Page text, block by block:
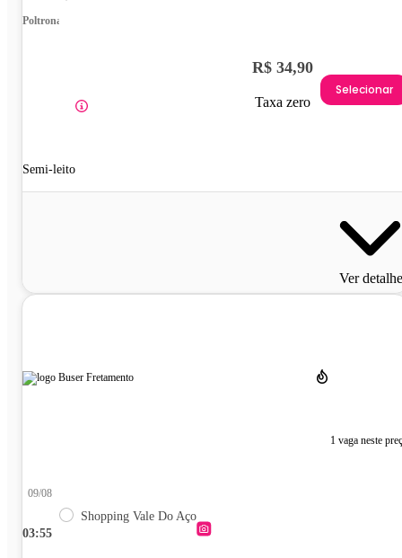
Poltrona
Semi-leito
R$ 34,90
Taxa zero
Selecionar
Ver
1 vaga neste
03:55
09/08
Shopping Vale Do Aço